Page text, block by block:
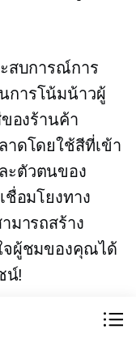
สบการณ์การ
การโน้มน้าวผู้
องร้านค้า
ดโดยใช้สีที่เข้า
ะตัวตนของ
อมโยงทาง
มารถสร้าง
จผู้ชมของคุณได้
น์!